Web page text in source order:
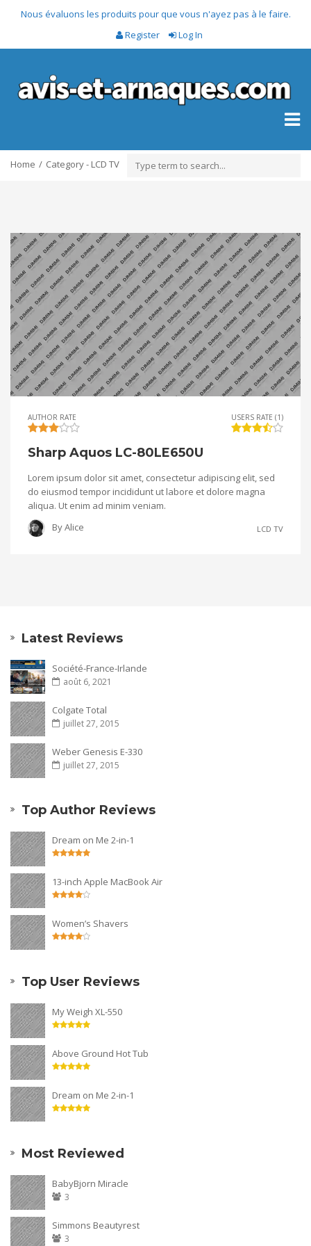
Nous évaluons les produits pour que vous n'ayez pas à le faire.
Register
Log In
Toggle
Home Category - LCD TV
AUTHOR RATE USERS RATE (1)
Sharp Aquos LC-80LE650U
Lorem ipsum dolor sit amet, consectetur adipiscing elit, sed
do eiusmod tempor incididunt ut labore et dolore magna
aliqua. Ut enim ad minim veniam.
ByAlice LCD TV
Latest Reviews
Société-France-Irlande
août 6, 2021
Colgate Total
juillet 27, 2015
Weber Genesis E-330
juillet 27, 2015
Top Author Reviews
Dream on Me 2-in-1
13-inch Apple MacBook Air
Women’s Shavers
Top User Reviews
My Weigh XL-550
Above Ground Hot Tub
Dream on Me 2-in-1
Most Reviewed
BabyBjorn Miracle
3
Simmons Beautyrest
3